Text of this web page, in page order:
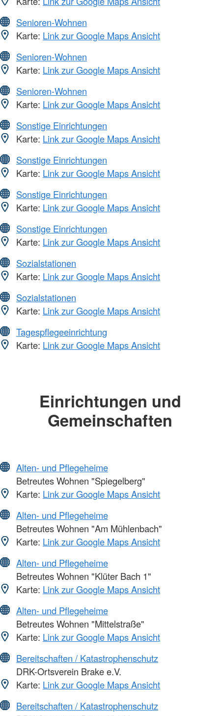
Senioren-Wohnen
Karte: Link zur Google Maps Ansicht
Senioren-Wohnen
Karte: Link zur Google Maps Ansicht
Senioren-Wohnen
Karte: Link zur Google Maps Ansicht
Sonstige Einrichtungen
Karte: Link zur Google Maps Ansicht
Sonstige Einrichtungen
Karte: Link zur Google Maps Ansicht
Sonstige Einrichtungen
Karte: Link zur Google Maps Ansicht
Sonstige Einrichtungen
Karte: Link zur Google Maps Ansicht
Sozialstationen
Karte: Link zur Google Maps Ansicht
Sozialstationen
Karte: Link zur Google Maps Ansicht
Tagespflegeeinrichtung
Karte: Link zur Google Maps Ansicht
Einrichtungen und
Gemeinschaften
Alten- und Pflegeheime
Betreutes Wohnen "Spiegelberg"
Karte: Link zur Google Maps Ansicht
Alten- und Pflegeheime
Betreutes Wohnen "Am Mühlenbach"
Karte: Link zur Google Maps Ansicht
Alten- und Pflegeheime
Betreutes Wohnen "Klüter Bach 1"
Karte: Link zur Google Maps Ansicht
Alten- und Pflegeheime
Betreutes Wohnen "Mittelstraße"
Karte: Link zur Google Maps Ansicht
Bereitschaften / Katastrophenschutz
DRK-Ortsverein Brake e.V.
Karte: Link zur Google Maps Ansicht
Bereitschaften / Katastrophenschutz